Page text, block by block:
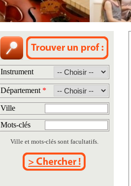
Instrument
Département *
Ville
Mots-clés
Ville et mots-clés sont facultatifs.